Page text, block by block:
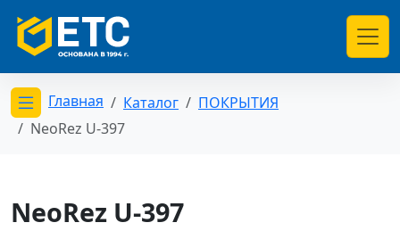
Открыть меню категорий
Главная Каталог
ПОКРЫТИЯ
NeoRez U-397
NeoRez U-397